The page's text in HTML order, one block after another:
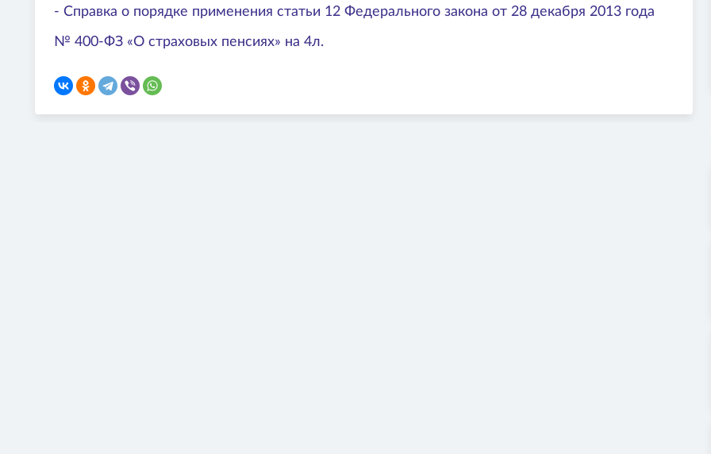
- Справка о порядке применения статьи 12 Федерального закона от 28 декабря 2013 года
№ 400-ФЗ «О страховых пенсиях» на 4л.